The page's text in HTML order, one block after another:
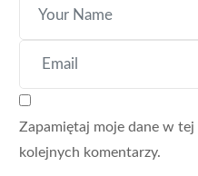
Zapamiętaj moje dane w tej
kolejnych komentarzy.